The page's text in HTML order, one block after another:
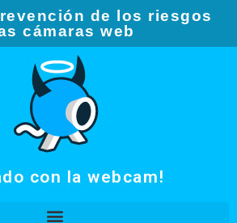
de los riesgos
cámaras web​
con la webcam!